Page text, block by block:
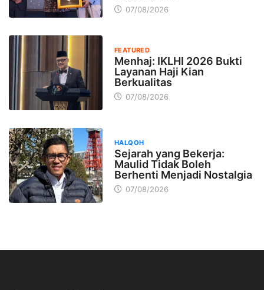
07/08/2026
FEATURED
Menhaj: IKLHI 2026 Bukti
Layanan Haji Kian
Berkualitas
07/08/2026
HALQOH
Sejarah yang Bekerja:
Maulid Tidak Boleh
Berhenti Menjadi Nostalgia
07/08/2026